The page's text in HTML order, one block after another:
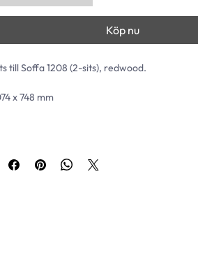
Köp nu
till Soffa 1208 (2-sits), redwood.
x 748 mm